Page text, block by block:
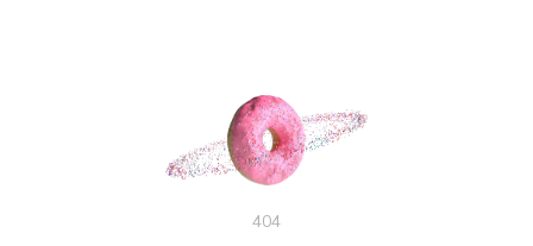
404